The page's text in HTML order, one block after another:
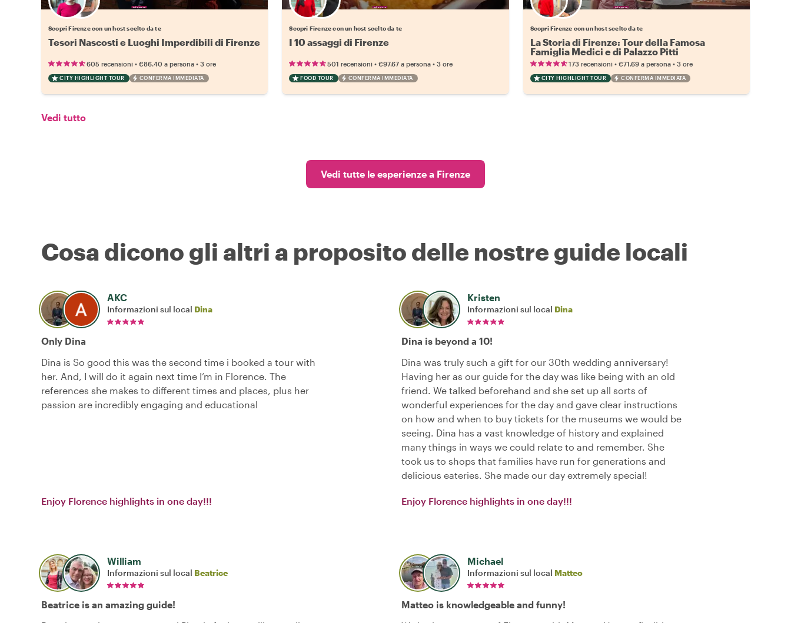
Scegli il tuo local preferito
Scopri Firenze con un host scelto da te
Tesori Nascosti e Luoghi Imperdibili di Firenze
605 recensioni • €86.40 a persona • 3 ore
CITY HIGHLIGHT TOUR CONFERMA IMMEDIATA
Scegli il tuo local preferito
Scopri Firenze con un host scelto da te
I 10 assaggi di Firenze
501 recensioni •€97.67 a persona •3 ore
FOOD TOUR CONFERMA IMMEDIATA
Scegli il tuo local preferito
Scopri Firenze con un host scelto da te
La Storia di Firenze: Tour della Famosa
Famiglia Medici e di Palazzo Pitti
173 recensioni• €71.69 a persona• 3 ore
CITY HIGHLIGHT TOUR CONFERMA IMMEDIATA
Vedi tutto
Vedi tutte le esperienze a Firenze
Cosa dicono gli altri a proposito delle nostre guide locali
AKC
Informazioni sul local Dina
Only Dina
Dina is So good this was the second time i booked a tour with
her. And, I will do it again next time I’m in Florence. The
references she makes to different times and places, plus her
passion are incredibly engaging and educational
Enjoy Florence highlights in one day!!!
Kristen
Informazioni sul local Dina
Dina is beyond a 10!
Dina was truly such a gift for our 30th wedding anniversary!
Having her as our guide for the day was like being with an old
friend. We talked beforehand and she set up all sorts of
wonderful experiences for the day and gave clear instructions
on how and when to buy tickets for the museums we would be
seeing. Dina has a vast knowledge of history and explained
many things in ways we could relate to and remember. She
took us to shops that families have run for generations and
delicious eateries. She made our day extremely special!
Enjoy Florence highlights in one day!!!
William
Informazioni sul local Beatrice
Beatrice is an amazing guide!
Michael
Informazioni sul local Matteo
Matteo is knowledgeable and funny!